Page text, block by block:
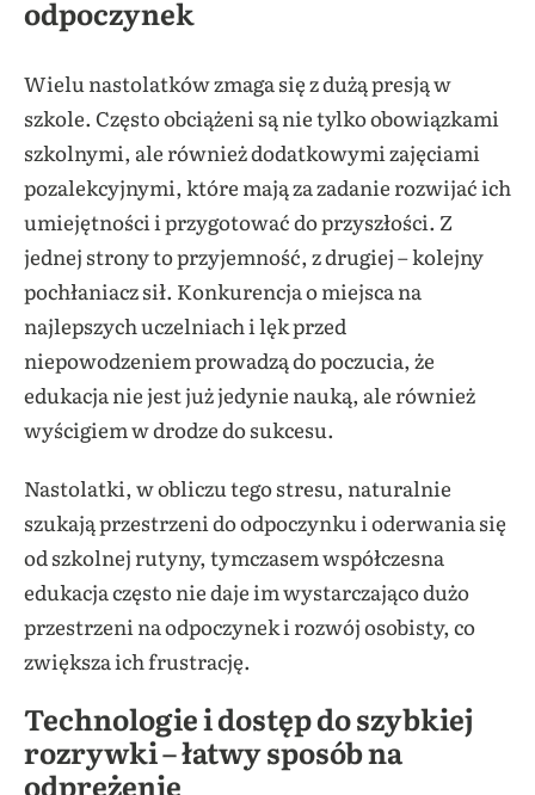
odpoczynek
Wielu nastolatków zmaga się z dużą presją w
szkole. Często obciążeni są nie tylko obowiązkami
szkolnymi, ale również dodatkowymi zajęciami
pozalekcyjnymi, które mają za zadanie rozwijać ich
umiejętności i przygotować do przyszłości. Z
jednej strony to przyjemność, z drugiej – kolejny
pochłaniacz sił. Konkurencja o miejsca na
najlepszych uczelniach i lęk przed
niepowodzeniem prowadzą do poczucia, że
edukacja nie jest już jedynie nauką, ale również
wyścigiem w drodze do sukcesu.
Nastolatki, w obliczu tego stresu, naturalnie
szukają przestrzeni do odpoczynku i oderwania się
od szkolnej rutyny, tymczasem współczesna
edukacja często nie daje im wystarczająco dużo
przestrzeni na odpoczynek i rozwój osobisty, co
zwiększa ich frustrację.
Technologie i dostęp do szybkiej
rozrywki – łatwy sposób na
odprężenie